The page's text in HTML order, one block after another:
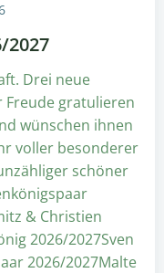
2027
Drei neue
Freude gratulieren
wünschen ihnen
voller besonderer
schöner
& Christien
2026/2027Sven
2026/2027Malte